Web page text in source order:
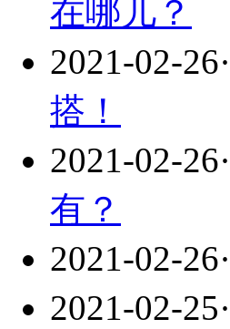
在哪儿？
2021-02-26·
搭！
2021-02-26·
有？
2021-02-26·
2021-02-25·